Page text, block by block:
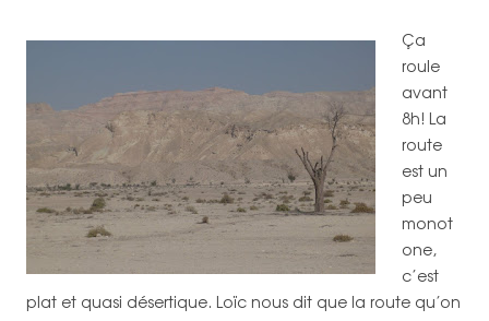
Ça
roule
avant
8h! La
route
est un
peu
monot
one,
c’est
plat et quasi désertique. Loïc nous dit que la route qu’on